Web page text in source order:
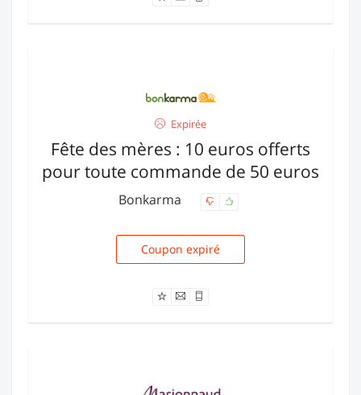
Expirée
Fête des mères : 10 euros offerts
pour toute commande de 50 euros
Bonkarma
BK10EURFDM
Coupon expiré